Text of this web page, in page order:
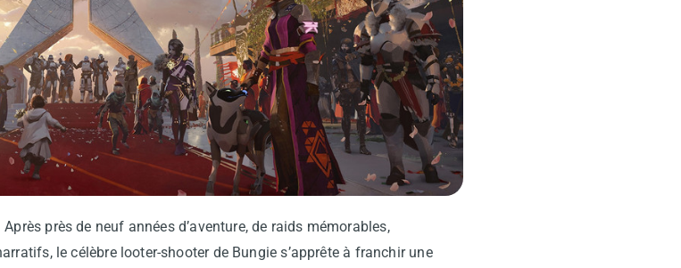
Après près de neuf années d’aventure, de raids mémorables,
le célèbre looter-shooter de Bungie s’apprête à franchir une